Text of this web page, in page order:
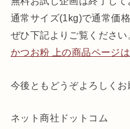
通常サイズ(1kg)で通常価
ぜひ下記よりご覧ください
かつお粉 上の商品ページ
今後ともどうぞよろしくお
ネット商社ドットコム